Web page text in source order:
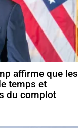
affirme que les
temps et
du complot